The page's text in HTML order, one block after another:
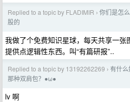
Replied to a topic by FLADIMIR › 你们是怎
股的
我做了个免费知识星球，每天共享一
提供点逻辑性东西。叫“有篇研报”..
Replied to a topic by 13192262269 › 有什
那种双肩包？●ω●
lv 啊